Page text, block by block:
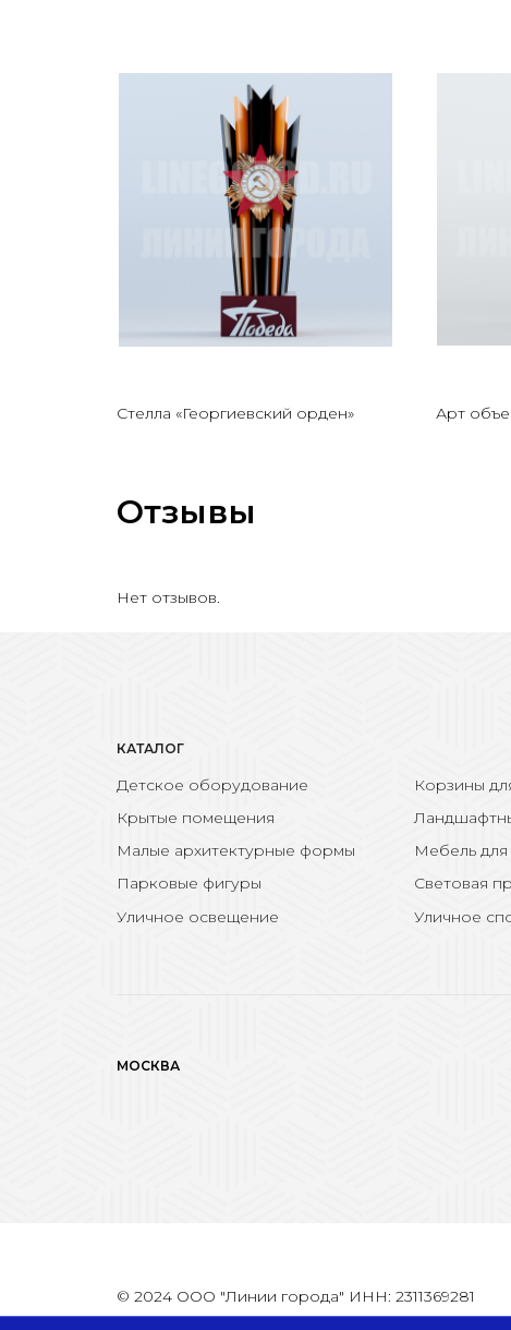
Стелла «Георгиевский орден» Арт
Отзывы
Нет отзывов.
КАТАЛОГ
Детское оборудование
Корзины
Крытые помещения
Малые архитектурные формы
Мебель
Парковые фигуры
Световая
Уличное освещение
Уличное
МОСКВА
© 2024 ООО "Линии города" ИНН: 2311369281